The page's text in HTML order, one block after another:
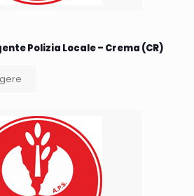
Polizia Locale – Crema (CR)